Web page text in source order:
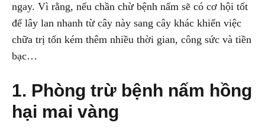
ngay. Vì rằng, nếu chần chừ bệnh nấm sẽ có cơ hội tốt
để lây lan nhanh từ cây này sang cây khác khiến việc
chữa trị tốn kém thêm nhiều thời gian, công sức và tiền
bạc…
1. Phòng trừ bệnh nấm hồng
hại mai vàng